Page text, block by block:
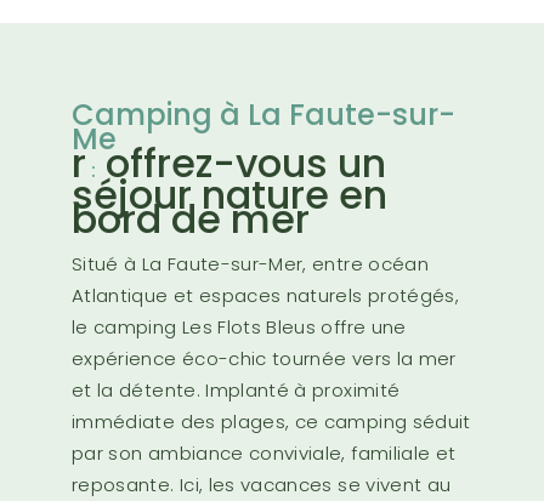
Camping à La Faute-sur-
Me
r : offrez-vous un
séjour nature en
bord de mer
Situé à La Faute-sur-Mer, entre océan
Atlantique et espaces naturels protégés,
le camping Les Flots Bleus offre une
expérience éco-chic tournée vers la mer
et la détente. Implanté à proximité
immédiate des plages, ce camping séduit
par son ambiance conviviale, familiale et
reposante. Ici, les vacances se vivent au